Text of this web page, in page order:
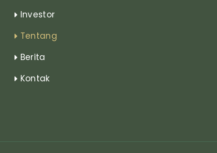
Investor
Tentang
Berita
Kontak